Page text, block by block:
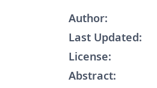
Author:
Last Updated:
License:
Abstract: